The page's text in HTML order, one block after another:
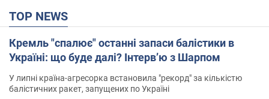
TOP NEWS
Кремль "спалює" останні запаси балістики в
Україні: що буде далі? Інтерв’ю з Шарпом
У липні країна-агресорка встановила "рекорд" за кількістю
балістичних ракет, запущених по Україні